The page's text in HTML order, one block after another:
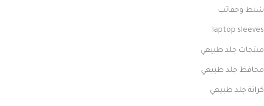
شنط وحقائب
laptop sleeves
منتجات جلد طبيعي
محافظ جلد طبيعي
كراتة جلد طبيعي